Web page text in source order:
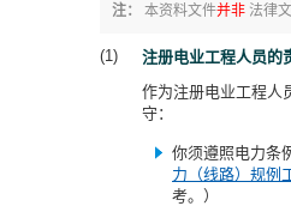
注： 本资料文件并非 法律
注册电业工程人员的
作为注册电业工程人
守：
你须遵照电力条
力（线路）规例
考。）